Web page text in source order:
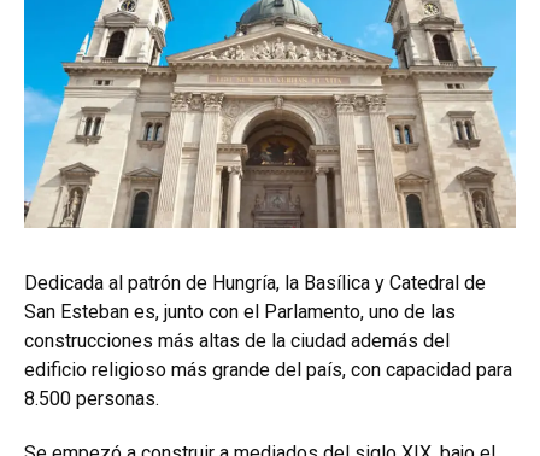
Dedicada al patrón de Hungría, la Basílica y Catedral de
San Esteban es, junto con el Parlamento, uno de las
construcciones más altas de la ciudad además del
edificio religioso más grande del país, con capacidad para
8.500 personas.